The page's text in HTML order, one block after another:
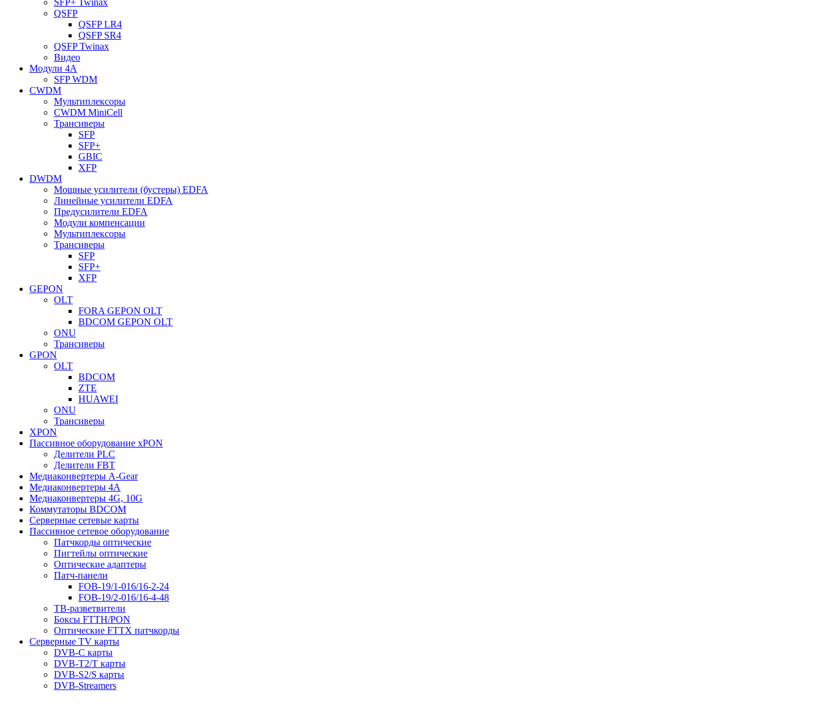
SFP+ Twinax
QSFP
QSFP LR4
QSFP SR4
QSFP Twinax
Видео
Модули 4A
SFP WDM
CWDM
Мультиплексоры
CWDM MiniCell
Трансиверы
SFP
SFP+
GBIC
XFP
DWDM
Мощные усилители (бустеры) EDFA
Линейные усилители EDFA
Предусилители EDFA
Модули компенсации
Мультиплексоры
Трансиверы
SFP
SFP+
XFP
GEPON
OLT
FORA GEPON OLT
BDCOM GEPON OLT
ONU
Трансиверы
GPON
OLT
BDCOM
ZTE
HUAWEI
ONU
Трансиверы
XPON
Пассивное оборудование xPON
Делители PLC
Делители FBT
Медиаконвертеры A-Gear
Медиаконвертеры 4A
Медиаконвертеры 4G, 10G
Коммутаторы BDCOM
Серверные сетевые карты
Пассивное сетевое оборудование
Патчкорды оптические
Пигтейлы оптические
Оптические адаптеры
Патч-панели
FOB-19/1-016/16-2-24
FOB-19/2-016/16-4-48
ТВ-разветвители
Боксы FTTH/PON
Оптические FTTX патчкорды
Серверные TV карты
DVB-C карты
DVB-T2/T карты
DVB-S2/S карты
DVB-Streamers